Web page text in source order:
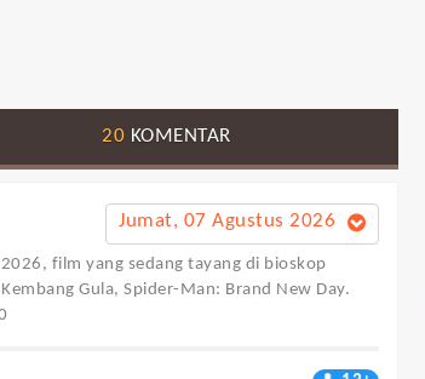
20 KOMENTAR
Jumat, 07 Agustus 2026
film yang sedang tayang di bioskop
Gula, Spider-Man: Brand New Day.